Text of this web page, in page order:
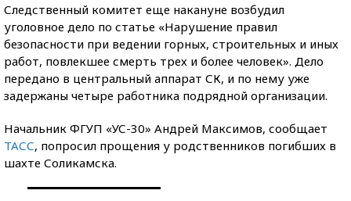
Следственный комитет еще накануне возбудил
уголовное дело по статье «Нарушение правил
безопасности при ведении горных, строительных и иных
работ, повлекшее смерть трех и более человек». Дело
передано в центральный аппарат СК, и по нему уже
задержаны четыре работника подрядной организации.
Начальник ФГУП «УС-30» Андрей Максимов, сообщает
ТАСС, попросил прощения у родственников погибших в
шахте Соликамска.